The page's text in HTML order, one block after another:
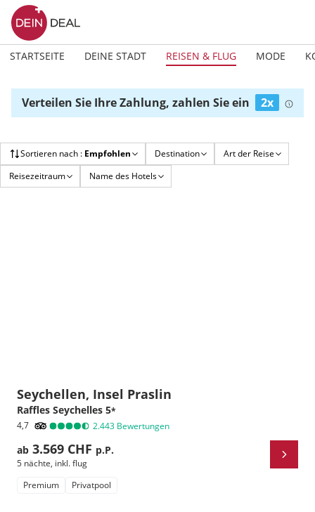
STARTSEITE DEINE STADT REISEN & FLUG MODE
Verteilen Sie Ihre Zahlung, zahlen Sie ein 2x
Sortieren nach : Empfohlen Destination
Art der Reise
Reisezeitraum
Name des Hotels
Seychellen, Insel Praslin
Raffles Seychelles 5*
4,7 2.443 Bewertungen
ab 3.569 CHF p.P.
5 nächte, inkl. flug
Premium
Privatpool